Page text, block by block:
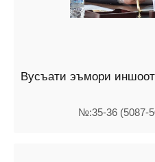
Вусъати эъмори
№:35-36 (5087-